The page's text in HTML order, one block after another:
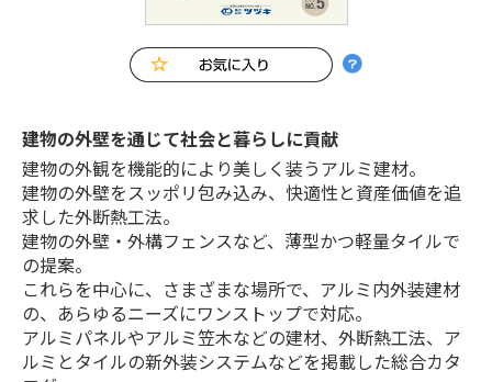
建物の外壁を通じて社会と暮らしに貢献
建物の外観を機能的により美しく装うアルミ建材。
建物の外壁をスッポリ包み込み、快適性と資産価値を追
求した外断熱工法。
建物の外壁・外構フェンスなど、薄型かつ軽量タイルで
の提案。
これらを中心に、さまざまな場所で、アルミ内外装建材
の、あらゆるニーズにワンストップで対応。
アルミパネルやアルミ笠木などの建材、外断熱工法、ア
ルミとタイルの新外装システムなどを掲載した総合カタ